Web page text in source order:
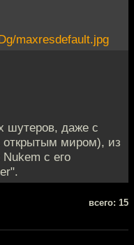
maxresdefault.jpg
шутеров, даже с
миром), из
с его
всего: 15